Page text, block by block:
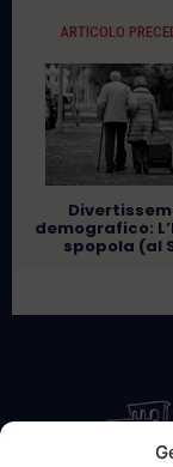
ARTICOLO
demografico:
spopola (al